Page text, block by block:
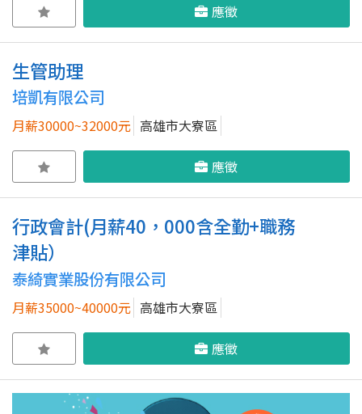
應徵
生管助理
培凱有限公司
月薪30000~32000元 高雄市大寮區
應徵
行政會計(月薪40，000含全勤+職務
津貼）
泰綺實業股份有限公司
月薪35000~40000元 高雄市大寮區
應徵